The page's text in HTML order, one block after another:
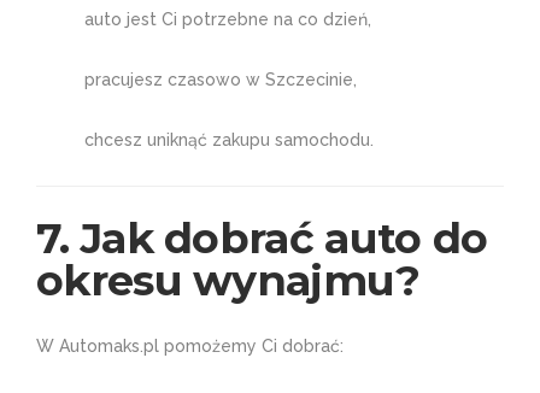
auto jest Ci potrzebne na co dzień,
pracujesz czasowo w Szczecinie,
chcesz uniknąć zakupu samochodu.
7. Jak dobrać auto do
okresu wynajmu?
W Automaks.pl pomożemy Ci dobrać: